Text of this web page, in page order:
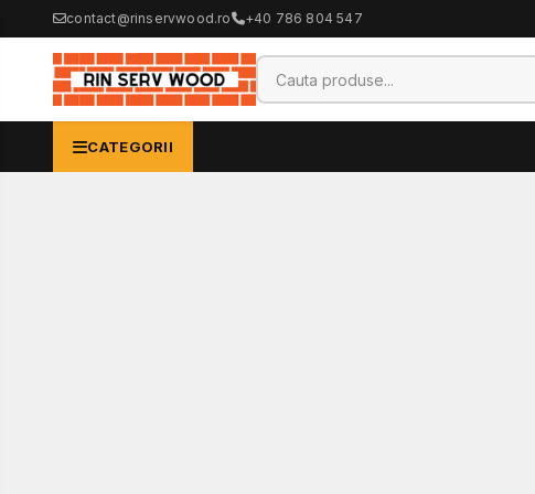
contact@rinservwood.ro +40 786 804 547
CATEGORII